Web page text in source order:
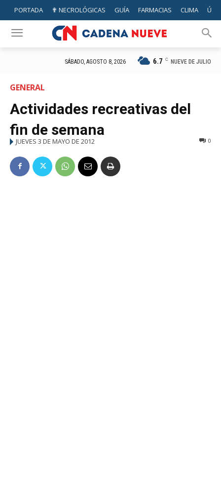
PORTADA ✟ NECROLÓGICAS GUÍA FARMACIAS CLIMA
SÁBADO, AGOSTO 8, 2026 6.7 C NUEVE DE JULIO
GENERAL
Actividades recreativas del
fin de semana
JUEVES 3 DE MAYO DE 2012 0